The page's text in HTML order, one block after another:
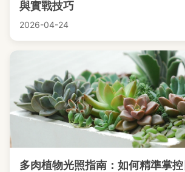
與實戰技巧
2026-04-24
多肉植物光照指南：如何精準掌控